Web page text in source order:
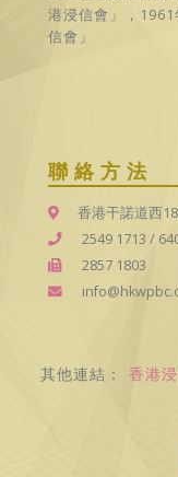
其他連結： 香港
港浸信會」，
信會」
聯絡方法
香港干諾道西
2549 1713 /
2857 1803